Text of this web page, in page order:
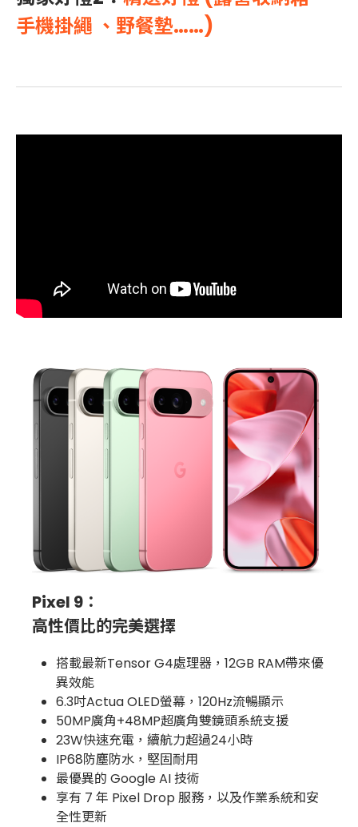
手機掛繩 、野餐墊……)
Pixel 9：
高性價比的完美選擇
搭載最新Tensor G4處理器，12GB RAM帶來優
異效能
6.3吋Actua OLED螢幕，120Hz流暢顯示
50MP廣角+48MP超廣角雙鏡頭系統支援
23W快速充電，續航力超過24小時
IP68防塵防水，堅固耐用
最優異的 Google AI 技術
享有 7 年 Pixel Drop 服務，以及作業系統和安
全性更新